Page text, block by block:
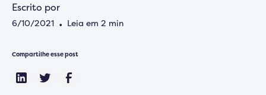
Escrito por
6/10/2021 • Leia em 2 min
Compartilhe esse post